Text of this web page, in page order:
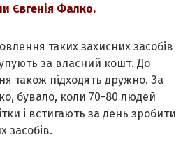
Євгенія Фалко.
таких захисних засобів
за власний кошт. До
також підходять дружно. За
бувало, коли 70-80 людей
і встигають за день зробити
засобів.